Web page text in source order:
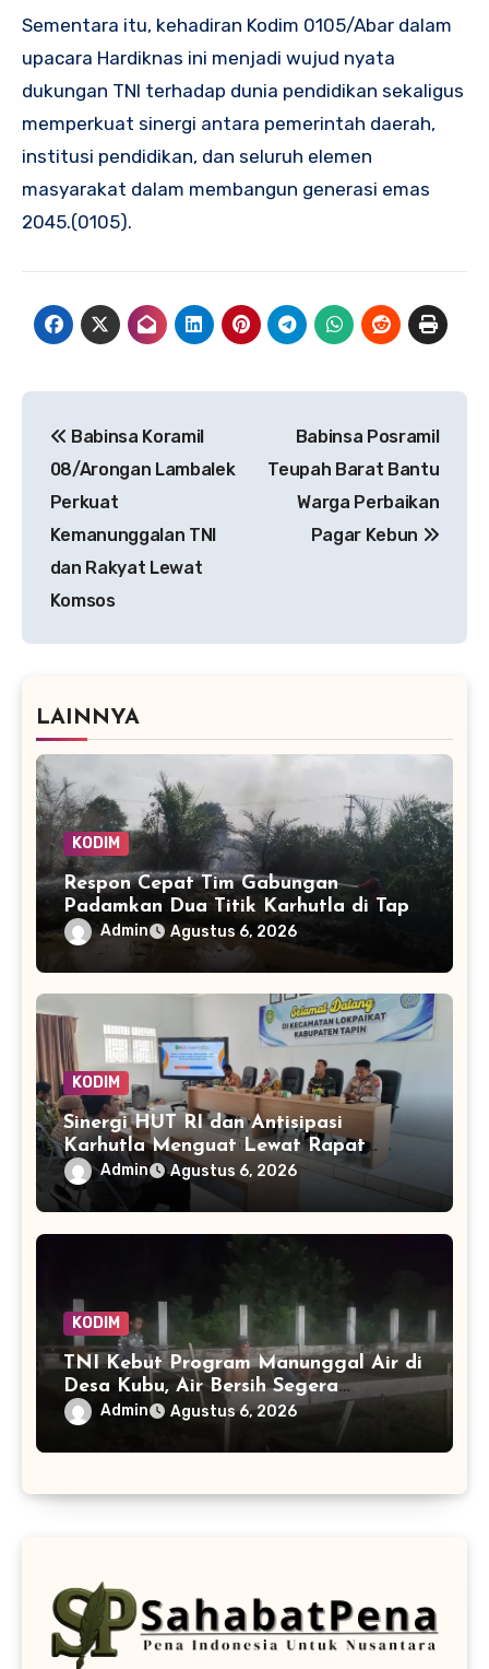
Sementara itu, kehadiran Kodim 0105/Abar dalam
upacara Hardiknas ini menjadi wujud nyata
dukungan TNI terhadap dunia pendidikan sekaligus
memperkuat sinergi antara pemerintah daerah,
institusi pendidikan, dan seluruh elemen
masyarakat dalam membangun generasi emas
2045.(0105).
pos
Babinsa Koramil
08/Arongan Lambalek
Perkuat
Kemanunggalan TNI
dan Rakyat Lewat
Komsos
‎Babinsa Posramil
Teupah Barat Bantu
Warga Perbaikan
Pagar Kebun
LAINNYA
KODIM
Respon Cepat Tim Gabungan
Padamkan Dua Titik Karhutla di Tapin
dalam Hitungan Menit
Admin Agustus 6, 2026
KODIM
Sinergi HUT RI dan Antisipasi
Karhutla Menguat Lewat Rapat
Lintas Sektor di Lokpaikat
Admin Agustus 6, 2026
KODIM
TNI Kebut Program Manunggal Air di
Desa Kubu, Air Bersih Segera
Mengalir ke Rumah Warga
Admin Agustus 6, 2026